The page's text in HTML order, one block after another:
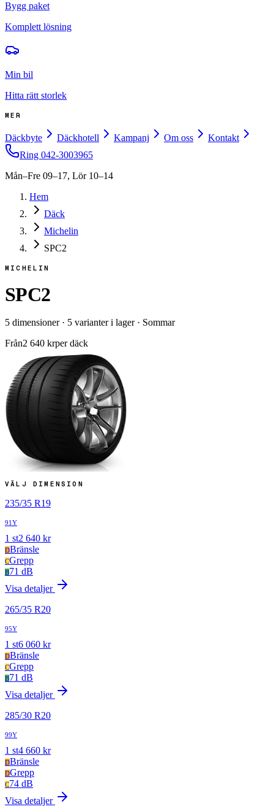
Bygg paket
Komplett lösning
Min bil
Hitta rätt storlek
MER
Däckbyte Däckhotell Kampanj Om oss
Kontakt
Ring 042-3003965
Mån–Fre 09–17, Lör 10–14
Hem
Däck
Michelin
SPC2
MICHELIN
SPC2
5 dimensioner· 5 varianter i lager· Sommar
Från2 640 krper däck
VÄLJ DIMENSION
235/35 R19
91Y
1 st2 640 kr
DBränsle
CGrepp
B71 dB
Visa detaljer
265/35 R20
95Y
1 st6 060 kr
DBränsle
CGrepp
B71 dB
Visa detaljer
285/30 R20
99Y
1 st4 660 kr
DBränsle
DGrepp
C74 dB
Visa detaljer